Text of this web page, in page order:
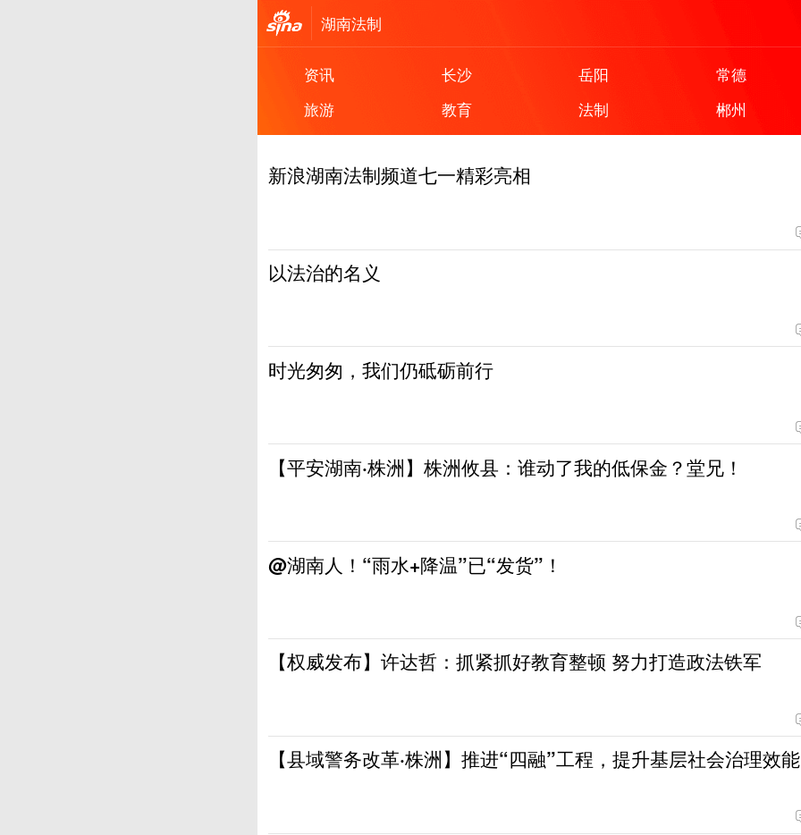
湖南法制
资讯 长沙 岳阳
常德
旅游
教育 法制 郴州
新浪湖南法制频道七一精彩亮相
以法治的名义
时光匆匆，我们仍砥砺前行
【平安湖南·株洲】株洲攸县：谁动了我的低保金？堂兄！
@湖南人！“雨水+降温”已“发货”！
【权威发布】许达哲：抓紧抓好教育整顿 努力打造政法铁军
【县域警务改革·株洲】推进“四融”工程，提升基层社会治理效能